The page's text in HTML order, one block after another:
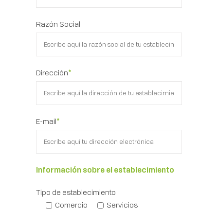
Razón Social
Dirección*
E-mail*
Información sobre el establecimiento
Tipo de establecimiento
Comercio
Servicios